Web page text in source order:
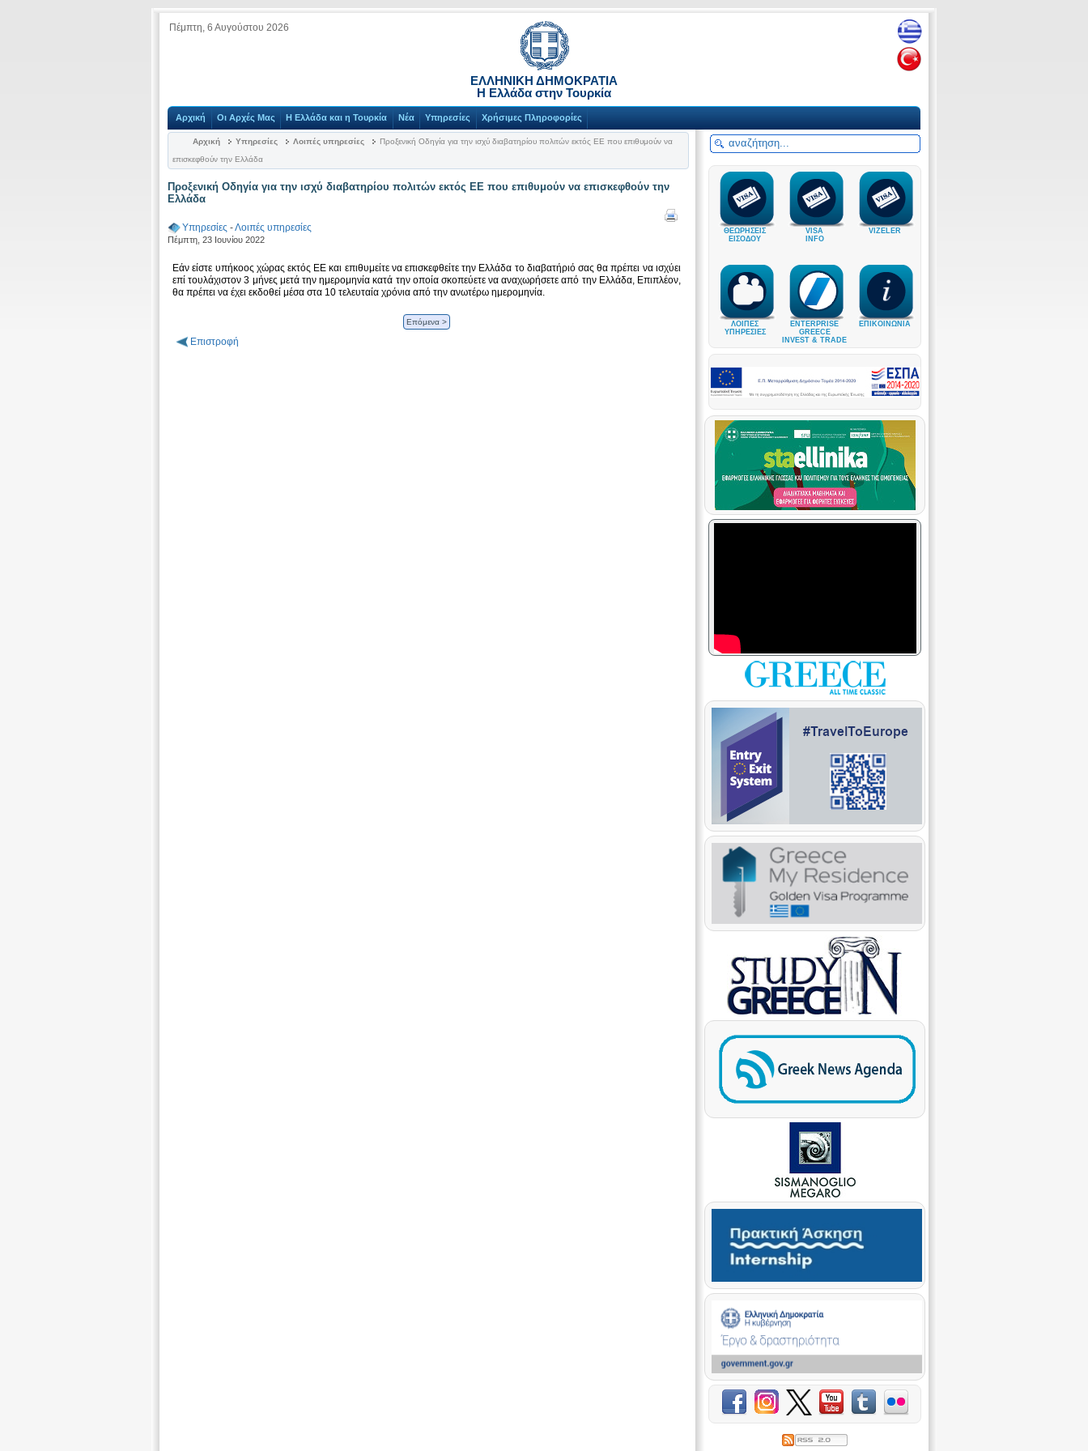
Πέμπτη, 6 Αυγούστου 2026
ΕΛΛΗΝΙΚΗ ΔΗΜΟΚΡΑΤΙΑ
Η Ελλάδα στην Τουρκία
Αρχική Οι Αρχές Μας Η Ελλάδα και η Τουρκία Νέα Υπηρεσίες Χρήσιμες Πληροφορίες
Αρχική Υπηρεσίες Λοιπές υπηρεσίες
Προξενική Οδηγία για την ισχύ διαβατηρίου πολιτών εκτός ΕΕ που επιθυμούν να
επισκεφθούν την Ελλάδα
Προξενική Οδηγία για την ισχύ διαβατηρίου πολιτών εκτός ΕΕ που επιθυμούν να επισκεφθούν την
Ελλάδα
Υπηρεσίες -Λοιπές υπηρεσίες
Πέμπτη, 23 Ιουνίου 2022
Εάν είστε υπήκοος χώρας εκτός ΕΕ και επιθυμείτε να επισκεφθείτε την Ελλάδα το διαβατήριό σας θα πρέπει να ισχύει
επί τουλάχιστον 3 μήνες μετά την ημερομηνία κατά την οποία σκοπεύετε να αναχωρήσετε από την Ελλάδα, Επιπλέον,
θα πρέπει να έχει εκδοθεί μέσα στα 10 τελευταία χρόνια από την ανωτέρω ημερομηνία.
Επόμενα >
Επιστροφή
ΘΕΩΡΗΣΕΙΣ
ΕΙΣΟΔΟΥ
VISA
INFO
VIZELER
ΛΟΙΠΕΣ
ΥΠΗΡΕΣΙΕΣ
ENTERPRISE
GREECE
INVEST & TRADE
ΕΠΙΚΟΙΝΩΝΙΑ